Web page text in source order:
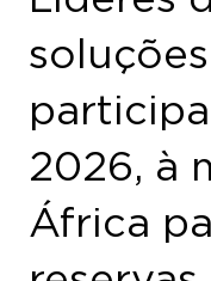
2026, à
África